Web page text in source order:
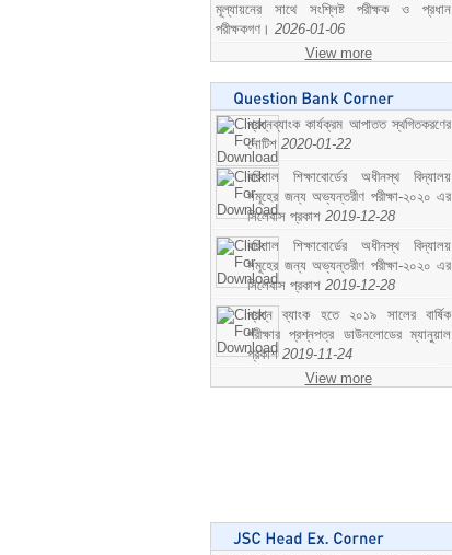
মূল্যায়নের সাথে সংশ্লিষ্ট পরীক্ষক ও প্রধান
পরীক্ষকগণ। 2026-01-06
View more
প্রশ্নব্যাংক কার্যক্রম আপাতত স্থগিতকরণের
নোটিশ 2020-01-22
বরিশাল শিক্ষাবোর্ডের অধীনস্থ বিদ্যালয়
সমূহের জন্য অভ্যন্তরীণ পরীক্ষা-২০২০ এর
সিলেবাস প্রকাশ 2019-12-28
বরিশাল শিক্ষাবোর্ডের অধীনস্থ বিদ্যালয়
সমূহের জন্য অভ্যন্তরীণ পরীক্ষা-২০২০ এর
সিলেবাস প্রকাশ 2019-12-28
প্রশ্ন ব্যাংক হতে ২০১৯ সালের বার্ষিক
পরীক্ষার প্রশ্নপত্র ডাউনলোডের ম্যানুয়াল
প্রকাশ 2019-11-24
View more